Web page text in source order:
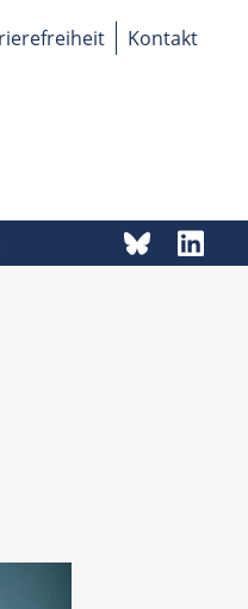
Kontakt